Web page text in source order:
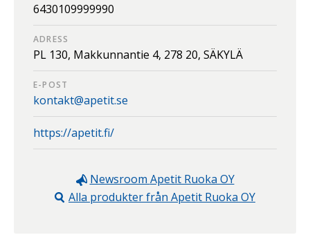
6430109999990
ADRESS
PL 130, Makkunnantie 4, 278 20, SÄKYLÄ
E-POST
kontakt@apetit.se
https://apetit.fi/
Newsroom Apetit Ruoka OY
Alla produkter från Apetit Ruoka OY